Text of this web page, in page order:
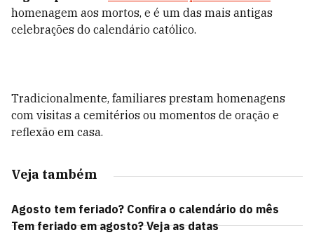
homenagem aos mortos, e é um das mais antigas
celebrações do calendário católico.
Tradicionalmente, familiares prestam homenagens
com visitas a cemitérios ou momentos de oração e
reflexão em casa.
Veja também
Agosto tem feriado? Confira o calendário do mês
Tem feriado em agosto? Veja as datas